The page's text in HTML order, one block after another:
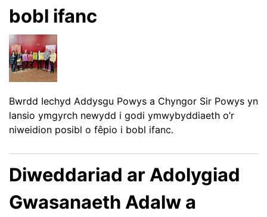
bobl ifanc
Bwrdd Iechyd Addysgu Powys a Chyngor Sir Powys yn
lansio ymgyrch newydd i godi ymwybyddiaeth o’r
niweidion posibl o fêpio i bobl ifanc.
Diweddariad ar Adolygiad
Gwasanaeth Adalw a